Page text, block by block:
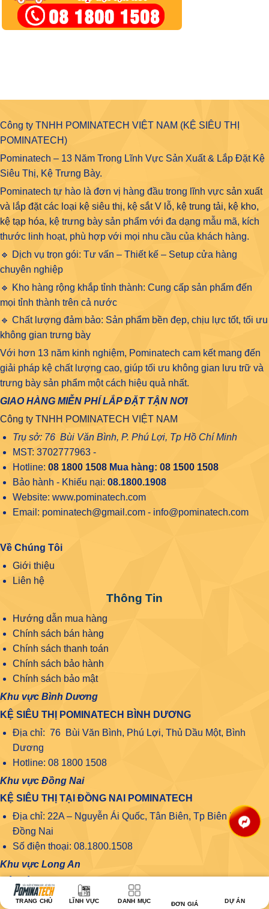
Công ty TNHH POMINATECH VIỆT NAM (KỆ SIÊU THỊ
POMINATECH)
Pominatech – 13 Năm Trong Lĩnh Vực Sản Xuất & Lắp Đặt Kệ
Siêu Thị, Kệ Trưng Bày.
Pominatech tự hào là đơn vị hàng đầu trong lĩnh vực sản xuất
và lắp đặt các loại kệ siêu thị, kệ sắt V lỗ, kệ trung tải, kệ kho,
kệ tạp hóa, kệ trưng bày sản phẩm với đa dạng mẫu mã, kích
thước linh hoạt, phù hợp với mọi nhu cầu của khách hàng.
🔹 Dịch vụ trọn gói: Tư vấn – Thiết kế – Setup cửa hàng
chuyên nghiệp
🔹 Kho hàng rộng khắp tỉnh thành: Cung cấp sản phẩm đến
mọi tỉnh thành trên cả nước
🔹 Chất lượng đảm bảo: Sản phẩm bền đẹp, chịu lực tốt, tối ưu
không gian trưng bày
Với hơn 13 năm kinh nghiệm, Pominatech cam kết mang đến
giải pháp kệ chất lượng cao, giúp tối ưu không gian lưu trữ và
trưng bày sản phẩm một cách hiệu quả nhất.
GIAO HÀNG MIỄN PHÍ LẮP ĐẶT TẬN NƠI
Công ty TNHH POMINATECH VIỆT NAM
Trụ sở: 76 Bùi Văn Bình, P. Phú Lợi, Tp Hồ Chí Minh
MST: 3702777963 -
Hotline: 08 1800 1508Mua hàng: 08 1500 1508
Bảo hành - Khiếu nại: 08.1800.1908
Website: www.pominatech.com
Email: pominatech@gmail.com - info@pominatech.com
Về Chúng Tôi
Giới thiệu
Liên hệ
Thông Tin
Hướng dẫn mua hàng
Chính sách bán hàng
Chính sách thanh toán
Chính sách bảo hành
Chính sách bảo mật
Khu vực Bình Dương
KỆ SIÊU THỊ POMINATECH BÌNH DƯƠNG
Địa chỉ: 76 Bùi Văn Bình, Phú Lợi, Thủ Dầu Một, Bình
Dương
Hotline: 08 1800 1508
Khu vực Đồng Nai
KỆ SIÊU THỊ TẠI ĐỒNG NAI POMINATECH
Địa chỉ: 22A – Nguyễn Ái Quốc, Tân Biên, Tp Biên Hòa,
Đồng Nai
Số điện thoại: 08.1800.1508
Khu vực Long An
KỆ SIÊU THỊ POMINATECH LONG AN
Địa chỉ kho: 33 Võ Thị Kế, Phường 2, Tp. Tân An, Tỉnh
TRANG CHỦ LĨNH VỰC DANH MỤC ĐƠN GIÁ DỰ ÁN